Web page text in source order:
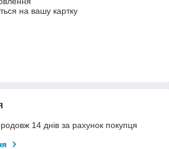
на вашу картку
14 днів за рахунок покупця